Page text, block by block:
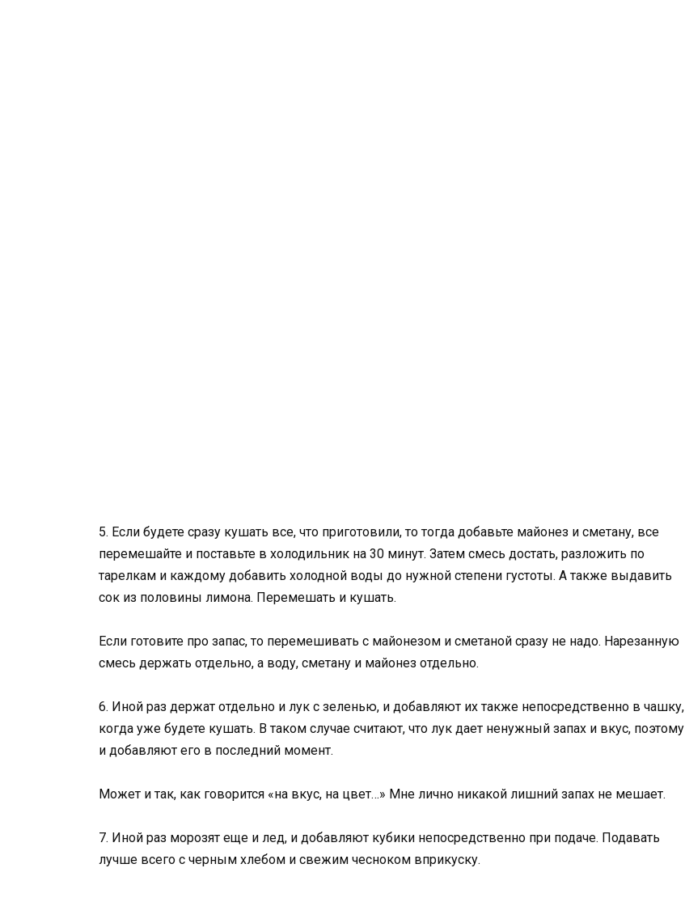
5. Если будете сразу кушать все, что приготовили, то тогда добавьте майонез и сметану, все
перемешайте и поставьте в холодильник на 30 минут. Затем смесь достать, разложить по
тарелкам и каждому добавить холодной воды до нужной степени густоты. А также выдавить
сок из половины лимона. Перемешать и кушать.
Если готовите про запас, то перемешивать с майонезом и сметаной сразу не надо. Нарезанную
смесь держать отдельно, а воду, сметану и майонез отдельно.
6. Иной раз держат отдельно и лук с зеленью, и добавляют их также непосредственно в чашку,
когда уже будете кушать. В таком случае считают, что лук дает ненужный запах и вкус, поэтому
и добавляют его в последний момент.
Может и так, как говорится «на вкус, на цвет…» Мне лично никакой лишний запах не мешает.
7. Иной раз морозят еще и лед, и добавляют кубики непосредственно при подаче. Подавать
лучше всего с черным хлебом и свежим чесноком вприкуску.